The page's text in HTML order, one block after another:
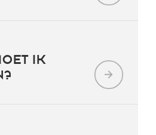
IK